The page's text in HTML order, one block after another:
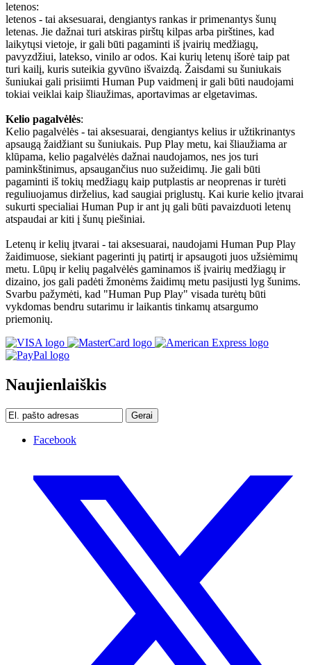
letenos:
letenos - tai aksesuarai, dengiantys rankas ir primenantys šunų
letenas. Jie dažnai turi atskiras pirštų kilpas arba pirštines, kad
laikytųsi vietoje, ir gali būti pagaminti iš įvairių medžiagų,
pavyzdžiui, latekso, vinilo ar odos. Kai kurių letenų išorė taip pat
turi kailį, kuris suteikia gyvūno išvaizdą. Žaisdami su šuniukais
šuniukai gali prisiimti Human Pup vaidmenį ir gali būti naudojami
tokiai veiklai kaip šliaužimas, aportavimas ar elgetavimas.
Kelio pagalvėlės:
Kelio pagalvėlės - tai aksesuarai, dengiantys kelius ir užtikrinantys
apsaugą žaidžiant su šuniukais. Pup Play metu, kai šliaužiama ar
klūpama, kelio pagalvėlės dažnai naudojamos, nes jos turi
paminkštinimus, apsaugančius nuo sužeidimų. Jie gali būti
pagaminti iš tokių medžiagų kaip putplastis ar neoprenas ir turėti
reguliuojamus dirželius, kad saugiai priglustų. Kai kurie kelio įtvarai
sukurti specialiai Human Pup ir ant jų gali būti pavaizduoti letenų
atspaudai ar kiti į šunų piešiniai.
Letenų ir kelių įtvarai - tai aksesuarai, naudojami Human Pup Play
žaidimuose, siekiant pagerinti jų patirtį ir apsaugoti juos užsiėmimų
metu. Lūpų ir kelių pagalvėlės gaminamos iš įvairių medžiagų ir
dizaino, jos gali padėti žmonėms žaidimų metu pasijusti lyg šunims.
Svarbu pažymėti, kad "Human Pup Play" visada turėtų būti
vykdomas bendru sutarimu ir laikantis tinkamų atsargumo
priemonių.
Naujienlaiškis
Gerai
Facebook